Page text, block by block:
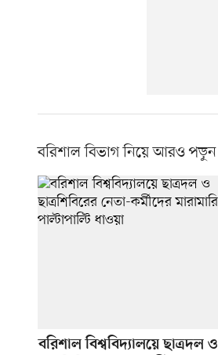
বরিশাল বিভাগ নিয়ে আরও পড়ুন
বরিশাল বিশ্ববিদ্যালয়ে ছাত্রদল ও